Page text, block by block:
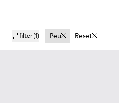
filter(1) Peu Reset